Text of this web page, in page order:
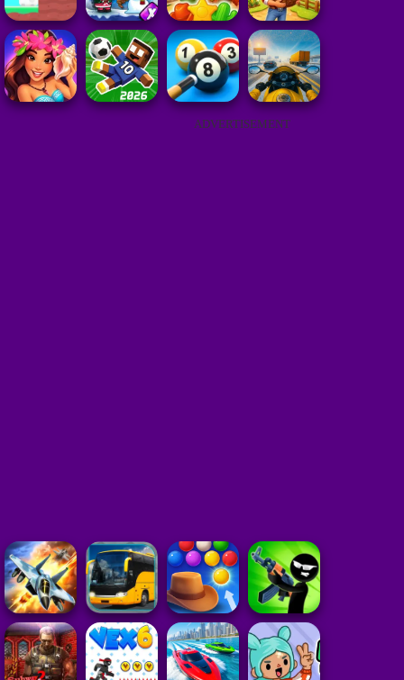
ADVERTISEMENT